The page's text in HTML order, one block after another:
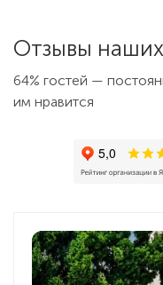
Отзывы наших
64% гостей —
им нравится